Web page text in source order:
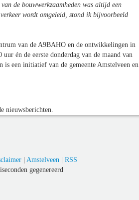
de bouwwerkzaamheden was altijd een
wordt omgeleid, stond ik bijvoorbeeld
van de A9BAHO en de ontwikkelingen in
én de eerste donderdag van de maand van
een initiatief van de gemeente Amstelveen en
nieuwsberichten.
| Amstelveen | RSS
gegenereerd